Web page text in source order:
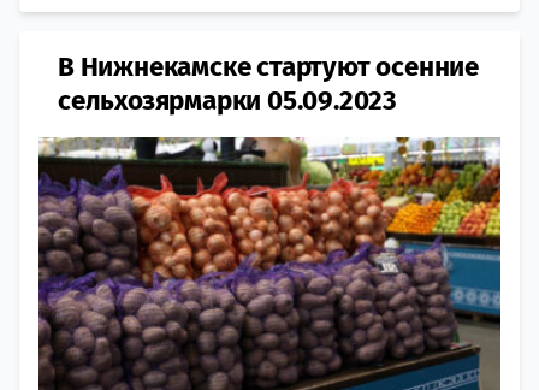
В Нижнекамске стартуют осенние
сельхозярмарки 05.09.2023